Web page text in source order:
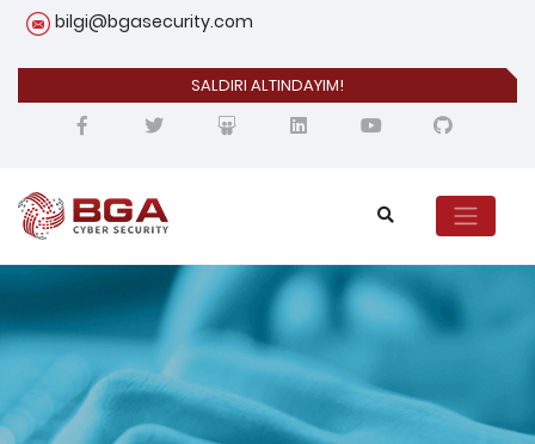
bilgi@bgasecurity.com
SALDIRI ALTINDAYIM!